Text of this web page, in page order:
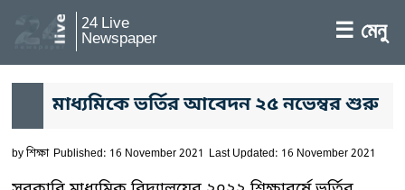
24 Live
Newspaper ☰ মেনু
মাধ্যমিকে ভর্তির আবেদন ২৫ নভেম্বর শুরু
byশিক্ষা Published: 16 November 2021 Last Updated: 16 November 2021